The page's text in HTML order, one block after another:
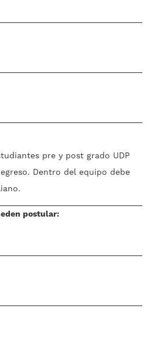
pre y post grado UDP
Dentro del equipo debe
postular: